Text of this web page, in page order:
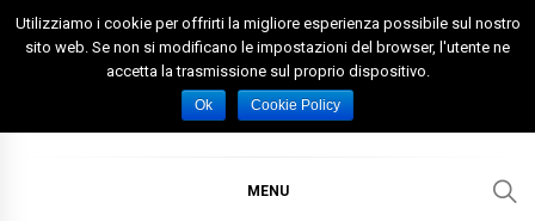
Skip
Spazio Foggia
Foggia News Calcio Eventi e Attività nella Capitanata
MENU
Utilizziamo i cookie per offrirti la migliore esperienza possibile sul nostro
sito web. Se non si modificano le impostazioni del browser, l'utente ne
accetta la trasmissione sul proprio dispositivo.
Ok Cookie Policy